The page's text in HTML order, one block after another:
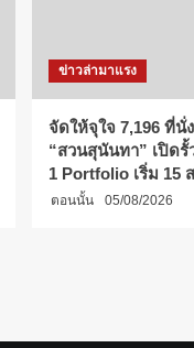
ข่าวล่ามาแรง
จัดให้จุใจ 7,196 ที่นั่ง
“สวนสุนันทา” เปิด
1 Portfolio เริ่ม 15
ตอนนั้น 05/08/2026